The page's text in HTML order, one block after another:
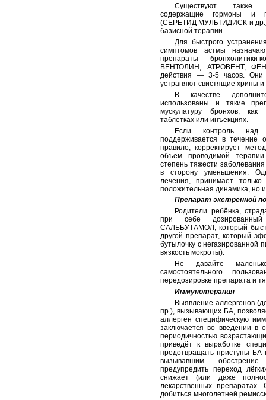
Существуют также
содержащие гормоны и
(СЕРЕТИД МУЛЬТИДИСК и др.),
базисной терапии.
Для быстрого
симптомов астмы
препараты — бронхолитики
ВЕНТОЛИН, АТРОВЕНТ,
действия — 3-5 часов. Они
устраняют свистящие хрипы и
В качестве
использованы и такие
мускулатуру бронхов,
таблетках или инъекциях.
Если контроль над
поддерживается в течение
правило, корректирует
объем проводимой
степень тяжести
в сторону уменьшения.
лечения, принимает
положительная динамика, но
Препарат экстренной
Родители ребёнка,
при себе
САЛЬБУТАМОЛ, который
другой препарат, который
бутылочку с негазированной
вязкость мокроты).
Не давайте
самостоятельного
передозировке препарата и
Иммунотерапия
Выявление аллергенов
пр.), вызывающих БА,
аллерген специфическую
заключается во введении в
периодичностью
приведёт к выработке
предотвращать приступы БА
вызывавшим
предупредить переход
снижает (или даже
лекарственных
добиться многолетней